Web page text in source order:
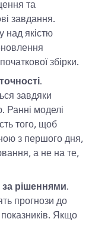
та
завдання.
над якістю
збірки.
завдяки
Ранні моделі
того, щоб
з першого дня,
а не на те,
рішеннями.
прогнози до
Якщо